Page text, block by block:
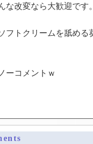
な改変なら大歓迎です。
フトクリームを舐める
ーコメントｗ